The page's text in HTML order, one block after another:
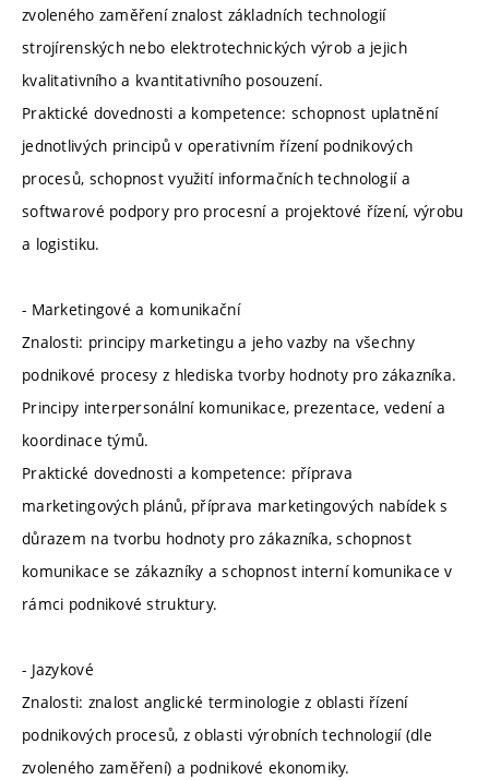
zvoleného zaměření znalost základních technologií
strojírenských nebo elektrotechnických výrob a jejich
kvalitativního a kvantitativního posouzení.
Praktické dovednosti a kompetence: schopnost uplatnění
jednotlivých principů v operativním řízení podnikových
procesů, schopnost využití informačních technologií a
softwarové podpory pro procesní a projektové řízení, výrobu
a logistiku.
- Marketingové a komunikační
Znalosti: principy marketingu a jeho vazby na všechny
podnikové procesy z hlediska tvorby hodnoty pro zákazníka.
Principy interpersonální komunikace, prezentace, vedení a
koordinace týmů.
Praktické dovednosti a kompetence: příprava
marketingových plánů, příprava marketingových nabídek s
důrazem na tvorbu hodnoty pro zákazníka, schopnost
komunikace se zákazníky a schopnost interní komunikace v
rámci podnikové struktury.
- Jazykové
Znalosti: znalost anglické terminologie z oblasti řízení
podnikových procesů, z oblasti výrobních technologií (dle
zvoleného zaměření) a podnikové ekonomiky.